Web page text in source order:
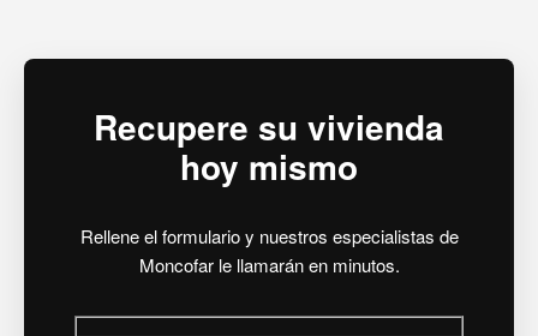
Recupere su vivienda
hoy mismo
Rellene el formulario y nuestros especialistas de
Moncofar le llamarán en minutos.